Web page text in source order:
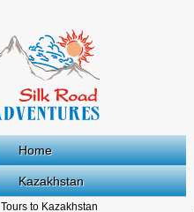
Home
Kazakhstan
Tours to Kazakhstan